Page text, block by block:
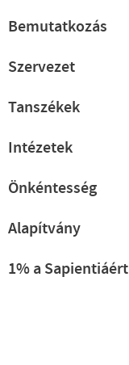
Bemutatkozás
Szervezet
Tanszékek
Intézetek
Önkéntesség
Alapítvány
1% a Sapientiáért